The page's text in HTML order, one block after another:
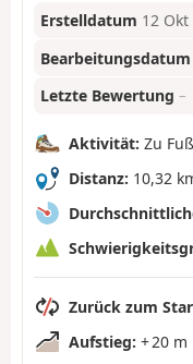
Erstelldatum 12 Okt
Bearbeitungsdatum
Letzte Bewertung –
Aktivität: Zu Fuß
Distanz: 10,32
Zurück zum
Aufstieg: + 20 m